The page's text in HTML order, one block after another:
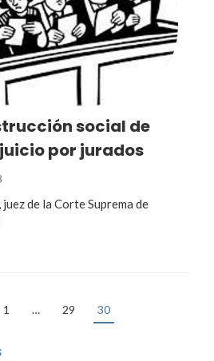
social de
por jurados
de la Corte Suprema de
1 … 29 30